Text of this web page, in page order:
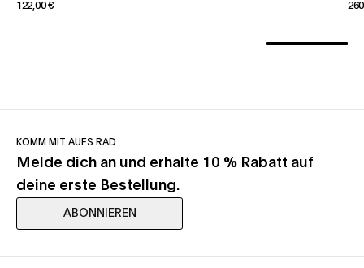
122,00 €
KOMM MIT AUFS RAD
Melde dich an und erhalte 10 % Rabatt auf
deine erste Bestellung.
ABONNIEREN